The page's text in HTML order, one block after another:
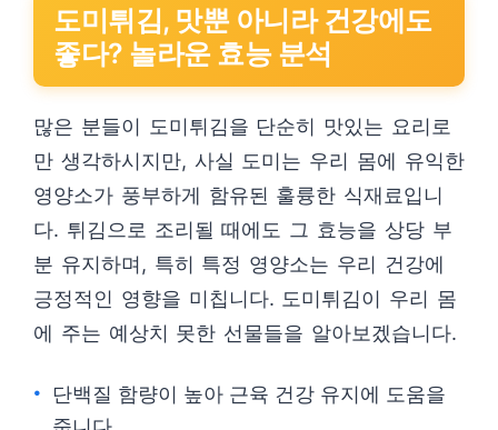
도미튀김, 맛뿐 아니라 건강에도
좋다? 놀라운 효능 분석
많은 분들이 도미튀김을 단순히 맛있는 요리로
만 생각하시지만, 사실 도미는 우리 몸에 유익한
영양소가 풍부하게 함유된 훌륭한 식재료입니
다. 튀김으로 조리될 때에도 그 효능을 상당 부
분 유지하며, 특히 특정 영양소는 우리 건강에
긍정적인 영향을 미칩니다. 도미튀김이 우리 몸
에 주는 예상치 못한 선물들을 알아보겠습니다.
단백질 함량이 높아 근육 건강 유지에 도움을